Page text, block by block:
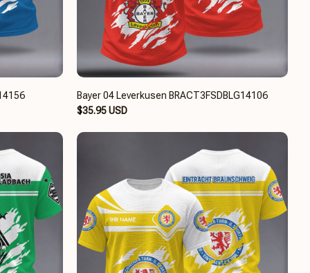
Bayer 04 Leverkusen BRACT3FSDBLG14106
$35.95 USD